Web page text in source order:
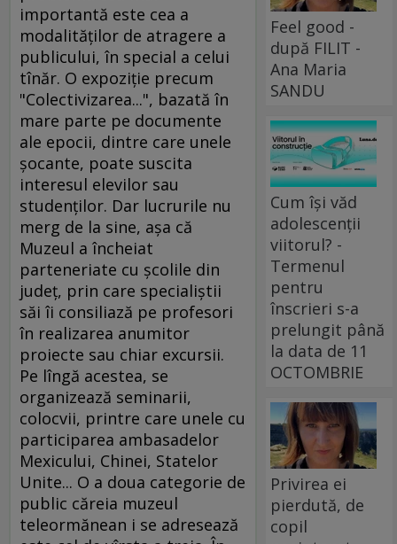
importantă este cea a
modalităţilor de atragere a
publicului, în special a celui
tînăr. O expoziţie precum
"Colectivizarea...", bazată în
mare parte pe documente
ale epocii, dintre care unele
şocante, poate suscita
interesul elevilor sau
studenţilor. Dar lucrurile nu
merg de la sine, aşa că
Muzeul a încheiat
parteneriate cu şcolile din
judeţ, prin care specialiştii
săi îi consiliază pe profesori
în realizarea anumitor
proiecte sau chiar excursii.
Pe lîngă acestea, se
organizează seminarii,
colocvii, printre care unele cu
participarea ambasadelor
Mexicului, Chinei, Statelor
Unite... O a doua categorie de
public căreia muzeul
teleormănean i se adresează
Feel good -
după FILIT -
Ana Maria
SANDU
Cum își văd
adolescenții
viitorul? -
Termenul
pentru
înscrieri s-a
prelungit până
la data de 11
OCTOMBRIE
Privirea ei
pierdută, de
copil